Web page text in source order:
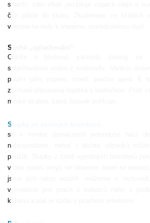
snazší, zato však ,rozšiřuje zápach oleje a
čím přijde do styku. Zkušenosti ve školách
vrátíme se tedy k starému, osvědčenému mytí.
Suché „splachování“
Obtíže s blízkostí záchodu zbavují se
splachováním vodou z vodovodu.
Venkov
použít pilin; popele, smetí, prachu apod. K
záchodě připravena lopatka s bedničkou. Proti
modré skalice, která čpavek pohlcuje.
Slupky ze syrových bramborů
se v mnohé domácnosti jednoduše hází
nehospodárné, neboť i těchto odpadků
použíti. Slupky z čistě vypraných bramborů
v této směsi omyjí se sklenice, které se
jsme jich takto použili, můžeme s nich-
vymeteme jimi prach s koberců nebo s
koberci a pak je spolu s prachem smeteme.